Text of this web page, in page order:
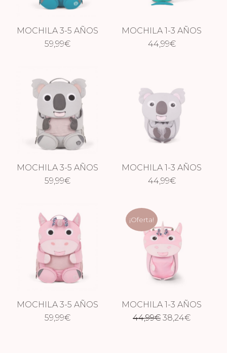
MOCHILA 3-5 AÑOS
TIBURÓN
59,99€
MOCHILA 1-3 AÑOS
TIBURÓN
44,99€
MOCHILA 3-5 AÑOS
KOALA
59,99€
MOCHILA 1-3 AÑOS
KOALA
44,99€
MOCHILA 3-5 AÑOS
UNICORNIO
59,99€
¡Oferta!
MOCHILA 1-3 AÑOS
UNICORNIO
44,99€ El
38,24€El